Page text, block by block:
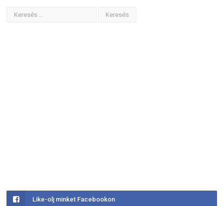
Like-olj minket Facebookon